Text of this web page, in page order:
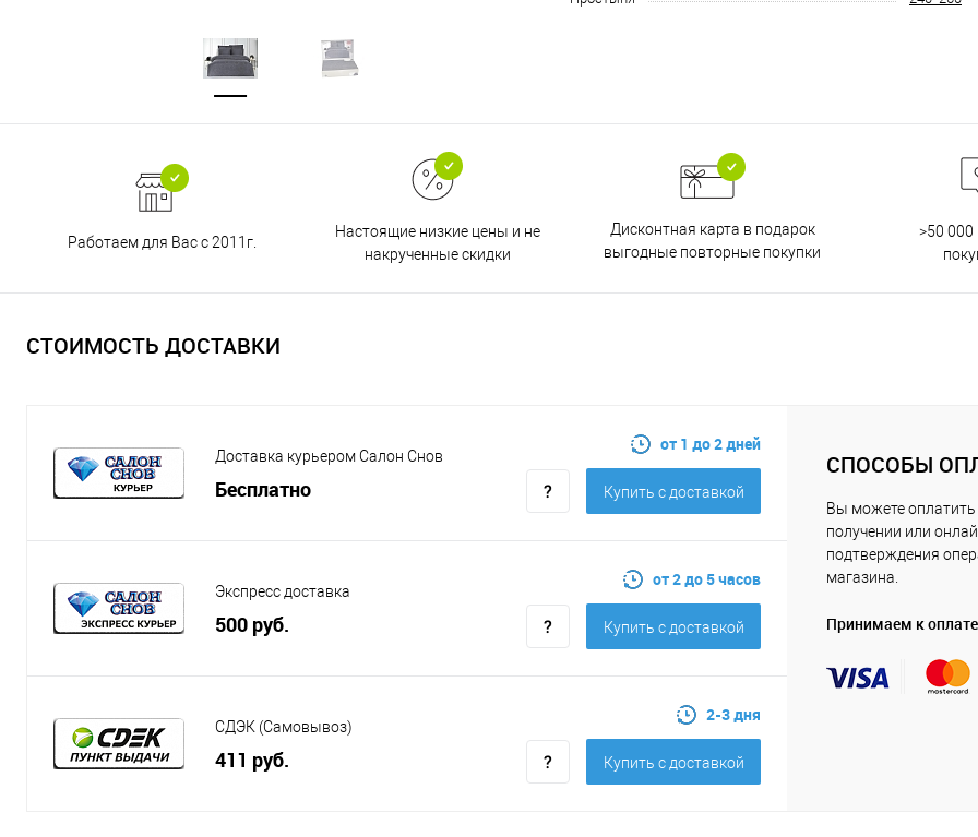
Работаем для Вас с 2011г.
Настоящие низкие цены и не
накрученные скидки
Дисконтная карта в подарок
выгодные повторные покупки
>50
СТОИМОСТЬ ДОСТАВКИ
Доставка курьером Салон Снов
Бесплатно
от 1 до 2 дней
Купить c доставкой
Экспресс доставка
500 руб.
от 2 до 5 часов
Купить c доставкой
СДЭК (Самовывоз)
411 руб.
2-3 дня
Купить c доставкой
СПОСОБЫ
Вы можете оплатить
получении или
подтверждения
магазина.
Принимаем к оплате